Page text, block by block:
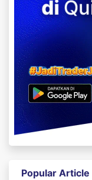
Popular Article